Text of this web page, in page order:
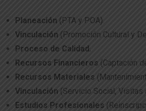
Planeación (PTA y POA).
Vinculación (Promoción Cultural y
Proceso de Calidad.
Recursos Financieros (Captación
Recursos Materiales
Vinculación (Servicio Social, Visitas
Estudios Profesionales